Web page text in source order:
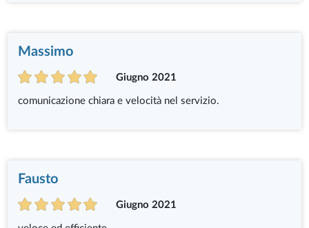
Massimo
Giugno 2021
comunicazione chiara e velocità nel servizio.
Fausto
Giugno 2021